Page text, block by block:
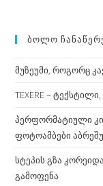
ᲑᲝᲚᲝ
მუზეუმი, როგორც
TEXERE –
პერფორმატიული
ფოტოამბები
სტეპის გზა
გამოფენა